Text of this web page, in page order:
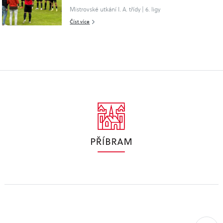
Mistrovské utkání I. A. třídy | 6. ligy
Číst více